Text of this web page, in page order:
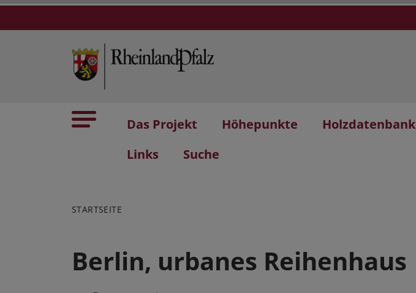
Das Projekt Höhepunkte Holzdatenbank
Links
Suche
STARTSEITE
Berlin, urbanes Reihenhaus